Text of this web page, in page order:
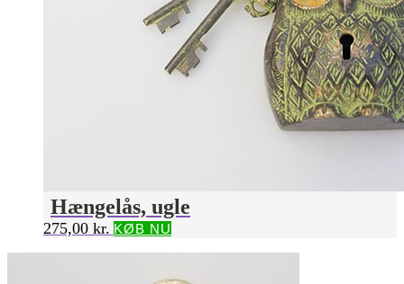
Hængelås, ugle
275,00 kr. KØB NU